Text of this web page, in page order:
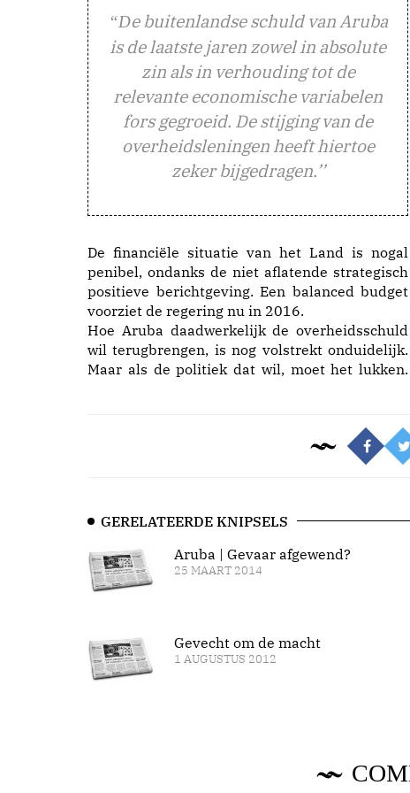
“De buitenlandse schuld van Aruba
is de laatste jaren zowel in absolute
zin als in verhouding tot de
relevante economische variabelen
fors gegroeid. De stijging van de
overheidsleningen heeft hiertoe
zeker bijgedragen.’’
De financiële situatie van het Land is nogal
penibel, ondanks de niet aflatende strategisch
positieve berichtgeving. Een balanced budget
voorziet de regering nu in 2016.
Hoe Aruba daadwerkelijk de overheidsschuld
wil terugbrengen, is nog volstrekt onduidelijk.
Maar als de politiek dat wil, moet het lukken.
GERELATEERDE KNIPSELS
Aruba | Gevaar afgewend?
25 MAART 2014
Gevecht om de macht
1 AUGUSTUS 2012